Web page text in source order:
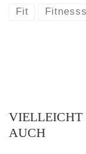
Fit
VIELLEICHT
AUCH